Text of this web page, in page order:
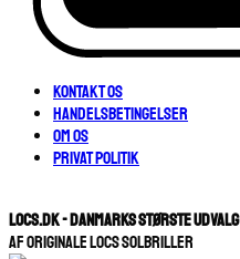
Kontakt os
Handelsbetingelser
Om os
Privat Politik
LOCS.DK - Danmarks største udvalg
Af originale Locs Solbriller